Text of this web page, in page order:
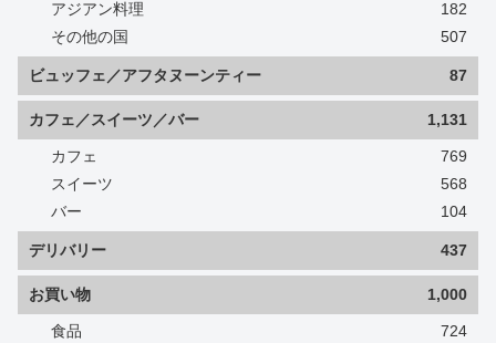
アジアン料理
182
その他の国
507
ビュッフェ／アフタヌーンティー 87
カフェ／スイーツ／バー 1,131
カフェ
769
スイーツ
568
バー
104
デリバリー 437
お買い物 1,000
食品
724